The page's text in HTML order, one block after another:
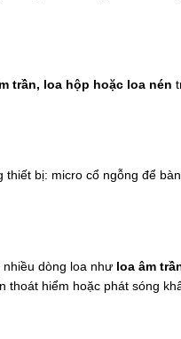
trần, loa hộp hoặc loa nén
bị: micro cổ ngỗng để
dòng loa như loa âm
hiểm hoặc phát sóng